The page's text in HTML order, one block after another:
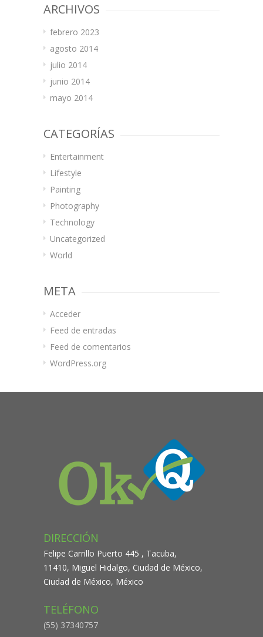
ARCHIVOS
febrero 2023
agosto 2014
julio 2014
junio 2014
mayo 2014
CATEGORÍAS
Entertainment
Lifestyle
Painting
Photography
Technology
Uncategorized
World
META
Acceder
Feed de entradas
Feed de comentarios
WordPress.org
DIRECCIÓN
Felipe Carrillo Puerto 445 , Tacuba,
11410, Miguel Hidalgo, Ciudad de México,
Ciudad de México, México
TELÉFONO
(55) 37340757